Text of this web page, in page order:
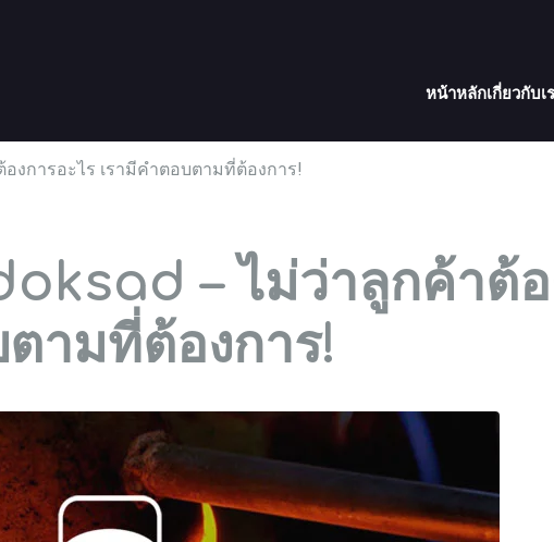
หน้าหลักเกี่ยวกับเ
งการอะไร เรามีคำตอบตามที่ต้องการ!
– ไม่ว่าลูกค้าต้อ
ามที่ต้องการ!